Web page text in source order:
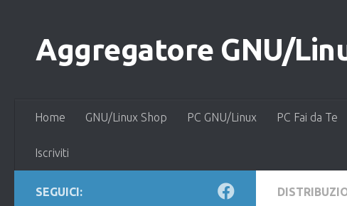
Aggregatore GNU/
Home GNU/Linux Shop PC GNU/Linux PC Fai da Te
Iscriviti
SEGUICI: